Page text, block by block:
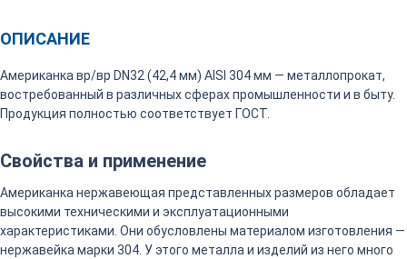
ОПИСАНИЕ
Американка вр/вр DN32 (42,4 мм) AISI 304 мм — металлопрокат,
востребованный в различных сферах промышленности и в быту.
Продукция полностью соответствует ГОСТ.
Свойства и применение
Американка нержавеющая представленных размеров обладает
высокими техническими и эксплуатационными
характеристиками. Они обусловлены материалом изготовления —
нержавейка марки 304. У этого металла и изделий из него много